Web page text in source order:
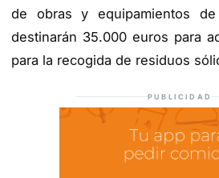
de obras y equipamientos
destinarán 35.000 euros para
para la recogida de residuos
PUBLICIDAD